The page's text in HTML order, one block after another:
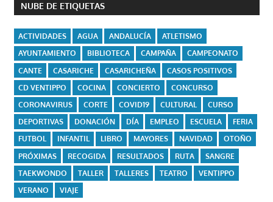
NUBE DE ETIQUETAS
ACTIVIDADES AGUA ANDALUCÍA
ATLETISMO
AYUNTAMIENTO
BIBLIOTECA CAMPAÑA
CAMPEONATO
CANTE
CASARICHE CASARICHEÑA
CASOS POSITIVOS
CD VENTIPPO
COCINA CONCIERTO
CONCURSO
CORONAVIRUS
CORTE COVID19 CULTURAL
CURSO
DEPORTIVAS
DONACIÓN DÍA EMPLEO ESCUELA
FERIA
FUTBOL
INFANTIL LIBRO MAYORES NAVIDAD
OTOÑO
PRÓXIMAS
RECOGIDA RESULTADOS RUTA
SANGRE
TAEKWONDO
TALLER TALLERES TEATRO
VENTIPPO
VERANO
VIAJE